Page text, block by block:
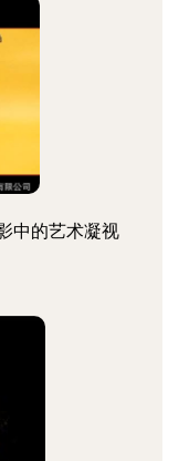
中的艺术凝视